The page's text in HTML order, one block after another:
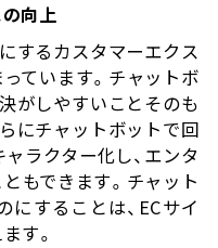
向上
するカスタマーエクス
ています。チャットボ
がしやすいことそのも
にチャットボットで回
ラクター化し、エンタ
もできます。チャット
することは、ECサイ
す。